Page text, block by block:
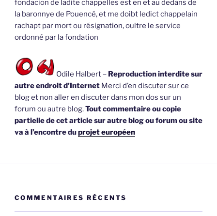
fondacion de ladite chappelles est en et au dedans de
la baronnye de Pouencé, et me doibt ledict chappelain
rachapt par mort ou résignation, oultre le service
ordonné par la fondation
Odile Halbert – Reproduction interdite sur
autre endroit d’Internet Merci d’en discuter sur ce
blog et non aller en discuter dans mon dos sur un
forum ou autre blog.Tout commentaire ou copie
partielle de cet article sur autre blog ou forum ou site
va à l’encontre duprojet européen
COMMENTAIRES RÉCENTS